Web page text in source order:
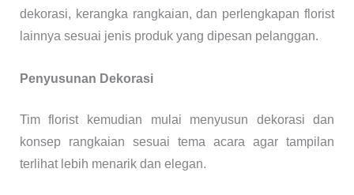
dekorasi, kerangka rangkaian, dan perlengkapan florist
lainnya sesuai jenis produk yang dipesan pelanggan.
Penyusunan Dekorasi
Tim florist kemudian mulai menyusun dekorasi dan
konsep rangkaian sesuai tema acara agar tampilan
terlihat lebih menarik dan elegan.